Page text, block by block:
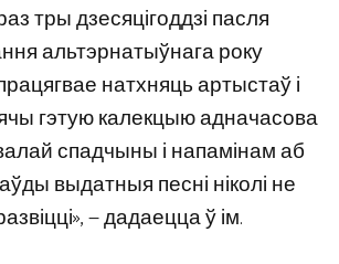
тры дзесяцігоддзі пасля
альтэрнатыўнага року
натхняць артыстаў і
гэтую калекцыю адначасова
спадчыны і напамінам аб
выдатныя песні ніколі не
— дадаецца ў ім.